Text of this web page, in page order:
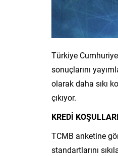
Türkiye
sonuçlarını
olarak daha sıkı
çıkıyor.
KREDİ
TCMB anketine
standartlarını